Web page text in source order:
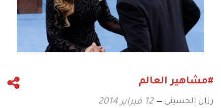
#مشاهير العالم
رزان الحسيني 12 فبراير 2014